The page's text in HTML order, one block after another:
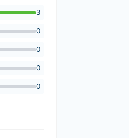
3
0
0
0
0